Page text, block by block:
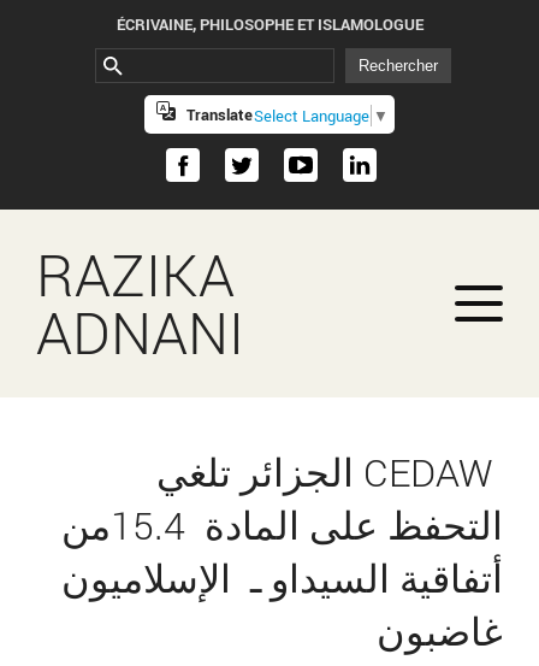
ÉCRIVAINE, PHILOSOPHE ET ISLAMOLOGUE
TranslateSelect Language ▼
RAZIKA
ADNANI
CEDAW الجزائر تلغي
التحفظ على المادة 15.4من
أتفاقية السيداو ـ الإسلاميون
غاضبون